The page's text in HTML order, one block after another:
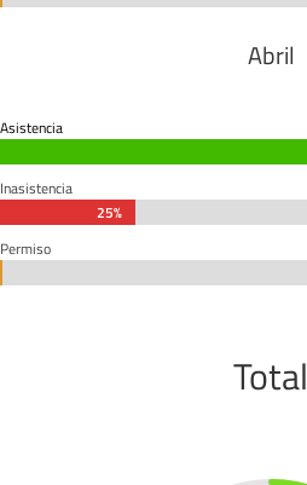
Abril
Asistencia
Inasistencia
25%
25%
Permiso
Total